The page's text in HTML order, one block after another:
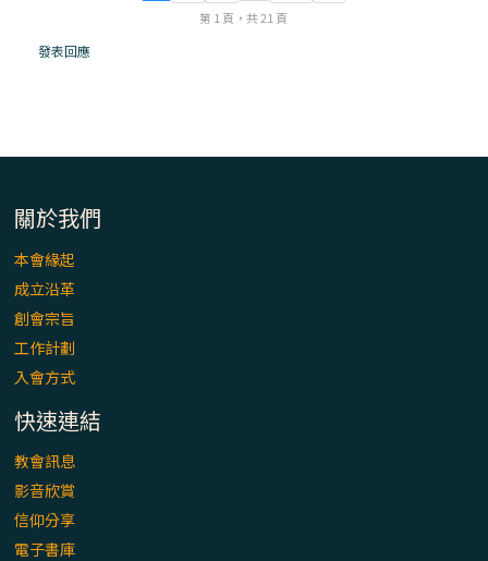
(2)黃敏正主教帶你做【將臨期避靜】—
例
第 1 頁，共 21 頁
發表回應
關於我們
本會緣起
成立沿革
創會宗旨
工作計劃
入會方式
快速連結
教會訊息
影音欣賞
信仰分享
電子書庫